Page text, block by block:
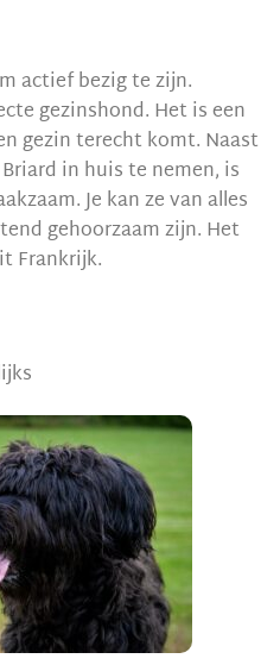
actief bezig te zijn.
gezinshond. Het is een
gezin terecht komt. Naast
in huis te nemen, is
Je kan ze van alles
gehoorzaam zijn. Het
Frankrijk.